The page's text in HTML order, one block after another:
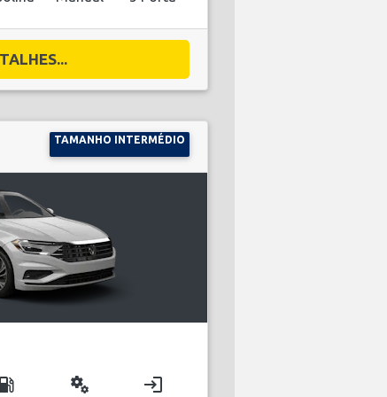
TAMANHO INTERMÉDIO
local_gas_station miscellaneous_services login